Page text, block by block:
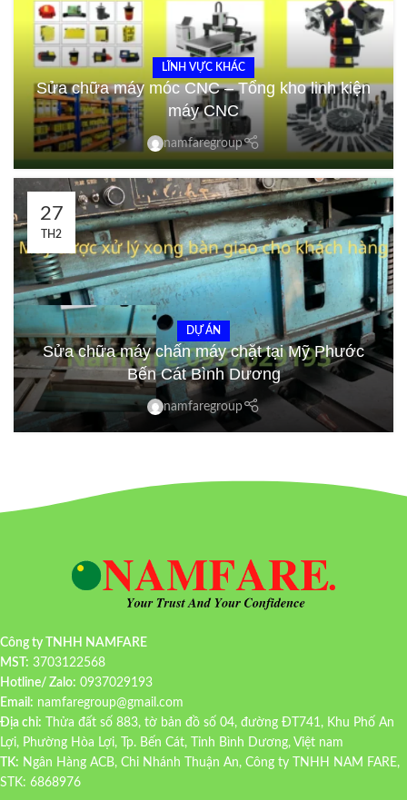
LĨNH VỰC KHÁC
Sửa chữa máy móc CNC – Tổng kho linh kiện
máy CNC
namfaregroup
27
TH2
DỰ ÁN
Sửa chữa máy chấn máy chặt tại Mỹ Phước
Bến Cát Bình Dương
namfaregroup
Công ty TNHH NAMFARE
MST: 3703122568
Hotline/ Zalo: 0937029193
Email: namfaregroup@gmail.com
Địa chỉ: Thửa đất số 883, tờ bản đồ số 04, đường ĐT741, Khu Phố An
Lợi, Phường Hòa Lợi, Tp. Bến Cát, Tỉnh Bình Dương, Việt nam
TK: Ngân Hàng ACB, Chi Nhánh Thuận An, Công ty TNHH NAM FARE,
STK: 6868976